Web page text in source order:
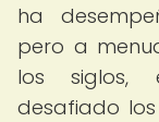
ha
pero a
los siglos,
desafiado